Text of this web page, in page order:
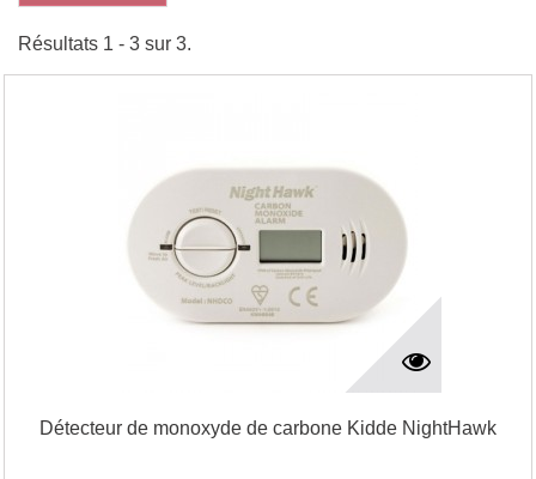
Résultats 1 - 3 sur 3.
Détecteur de monoxyde de carbone Kidde NightHawk